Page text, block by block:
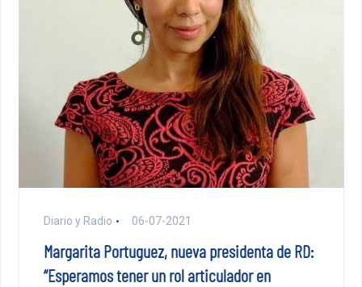
Diario y Radio 06-07-2021
Margarita Portuguez, nueva presidenta de RD:
“Esperamos tener un rol articulador en